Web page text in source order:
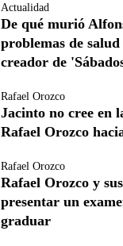
Actualidad
De qué murió
problemas de
creador de
Rafael Orozco
Jacinto no cree en
Rafael Orozco
Rafael Orozco
Rafael Orozco y
presentar un
graduar